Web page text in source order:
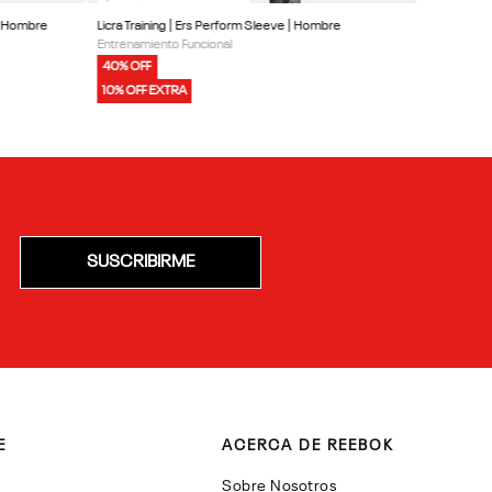
Hombre
Licra Training | Ers Perform Sleeve | Hombre
Entrenamiento Funcional
40% OFF
10% OFF EXTRA
SUSCRIBIRME
ACERCA DE REEBOK
Sobre Nosotros